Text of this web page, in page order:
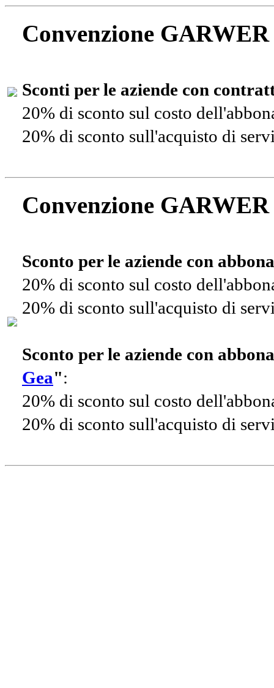
Convenzione
Sconti per le aziende con
20% di sconto sul costo
20% di sconto sull'acquisto di
Convenzione
Sconto per le aziende con
20% di sconto sul costo
20% di sconto sull'acquisto di
Sconto per le aziende con
Gea":
20% di sconto sul costo
20% di sconto sull'acquisto di